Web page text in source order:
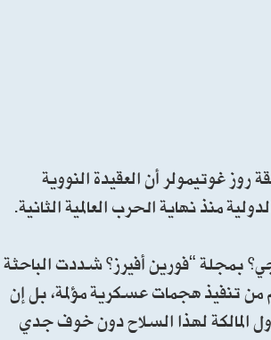
روز غوتيمولر أن العقيدة النووية
منذ نهاية الحرب العالمية الثانية.
بمجلة “فورين أفيرز” شددت الباحثة
من تنفيذ هجمات عسكرية مؤلمة، بل إن
المالكة لهذا السلاح دون خوف جدي